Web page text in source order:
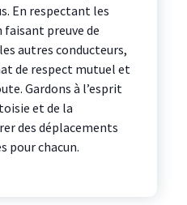
En respectant les
faisant preuve de
autres conducteurs,
de respect mutuel et
Gardons à l’esprit
et de la
des déplacements
pour chacun.